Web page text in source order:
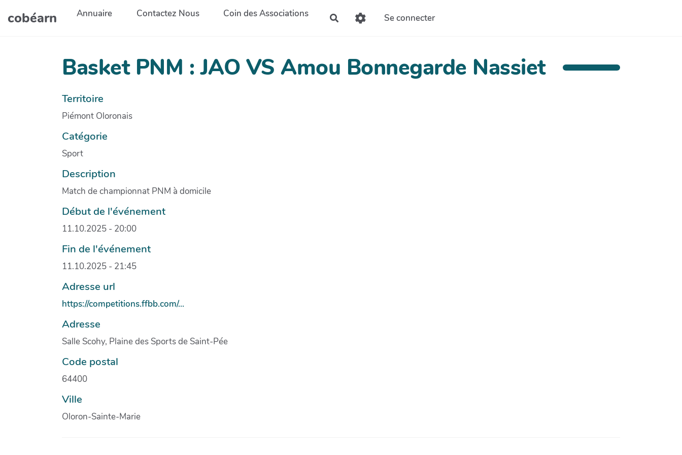
Aller au contenu principal
cobéarn Annuaire Contactez Nous Coin des Associations Rechercher Se connecter
Basket PNM : JAO VS Amou Bonnegarde Nassiet
Territoire
Piémont Oloronais
Catégorie
Sport
Description
Match de championnat PNM à domicile
Début de l'événement
11.10.2025 - 20:00
Fin de l'événement
11.10.2025 - 21:45
Adresse url
https://competitions.ffbb.com/...
Adresse
Salle Scohy, Plaine des Sports de Saint-Pée
Code postal
64400
Ville
Oloron-Sainte-Marie